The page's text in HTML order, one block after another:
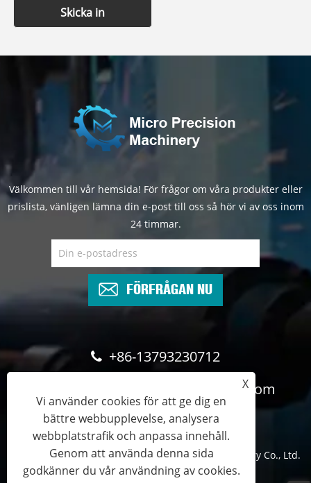
Skicka in
Välkommen till vår hemsida! För frågor om våra produkter eller
prislista, vänligen lämna din e-post till oss så hör vi av oss inom
24 timmar.
FÖRFRÅGAN NU
+86-13793230712
cyndee@wghydrauliccylinder.com
Copyright © 2024 Qingdao Micro Precision Machinery Co., Ltd.
Med ensamrätt.
X
Vi använder cookies för att ge dig en
bättre webbupplevelse, analysera
webbplatstrafik och anpassa innehåll.
Genom att använda denna sida
godkänner du vår användning av cookies.